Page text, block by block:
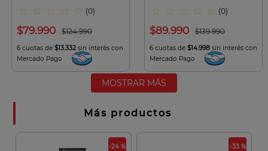
☆ ☆ ☆ ☆ ☆ (0)
$124.990
$79.990
6 cuotas de $13.332 sin interés con
Mercado Pago
☆ ☆ ☆ ☆ ☆ (0)
$139.990
$89.990
6 cuotas de $14.998 sin interés con
Mercado Pago
MOSTRAR MÁS
Más productos
-24 % -33 %